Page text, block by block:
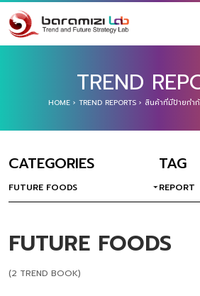
TREND
HOME › TREND REPORTS › สินค้าที่มีป้ายกำกั
CATEGORIES
FUTURE FOODS
TAG
REPORT
FUTURE FOODS
(2 TREND BOOK)